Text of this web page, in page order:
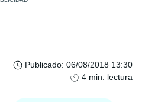
Publicado: 06/08/2018 13:30
4 min. lectura